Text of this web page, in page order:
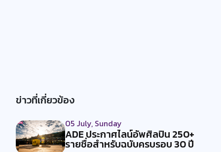
ข่าวที่เกี่ยวข้อง
05 July, Sunday
ADE ประกาศไลน์อัพศิลปิน 250+
รายชื่อสำหรับฉบับครบรอบ 30 ปี